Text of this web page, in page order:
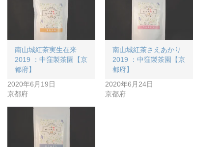
南山城紅茶実生在来
2019 ：中窪製茶園【京
都府】
2020年6月19日
京都府
南山城紅茶さえあかり
2019 ：中窪製茶園【京
都府】
2020年6月24日
京都府